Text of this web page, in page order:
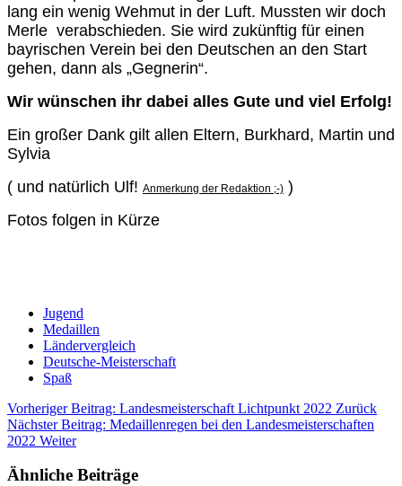
lang ein wenig Wehmut in der Luft. Mussten wir doch
Merle verabschieden. Sie wird zukünftig für einen
bayrischen Verein bei den Deutschen an den Start
gehen, dann als „Gegnerin“.
Wir wünschen ihr dabei alles Gute und viel Erfolg!
Ein großer Dank gilt allen Eltern, Burkhard, Martin und
Sylvia
( und natürlich Ulf! Anmerkung der Redaktion ;-) )
Fotos folgen in Kürze
Jugend
Medaillen
Ländervergleich
Deutsche-Meisterschaft
Spaß
Vorheriger Beitrag: Landesmeisterschaft Lichtpunkt 2022 Zurück
Nächster Beitrag: Medaillenregen bei den Landesmeisterschaften
2022 Weiter
Ähnliche Beiträge